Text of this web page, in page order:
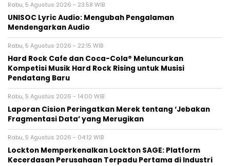
Rabu, 5 Agustus 2026 - 23:58 WIB
UNISOC Lyric Audio: Mengubah Pengalaman
Mendengarkan Audio
Rabu, 5 Agustus 2026 - 22:15 WIB
Hard Rock Cafe dan Coca-Cola® Meluncurkan
Kompetisi Musik Hard Rock Rising untuk Musisi
Pendatang Baru
Rabu, 5 Agustus 2026 - 14:00 WIB
Laporan Cision Peringatkan Merek tentang ‘Jebakan
Fragmentasi Data’ yang Merugikan
Rabu, 5 Agustus 2026 - 04:12 WIB
Lockton Memperkenalkan Lockton SAGE: Platform
Kecerdasan Perusahaan Terpadu Pertama di Industri